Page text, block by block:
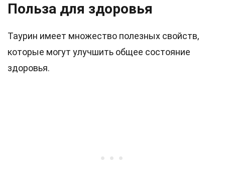
Польза для здоровья
Таурин имеет множество полезных свойств,
которые могут улучшить общее состояние
здоровья.